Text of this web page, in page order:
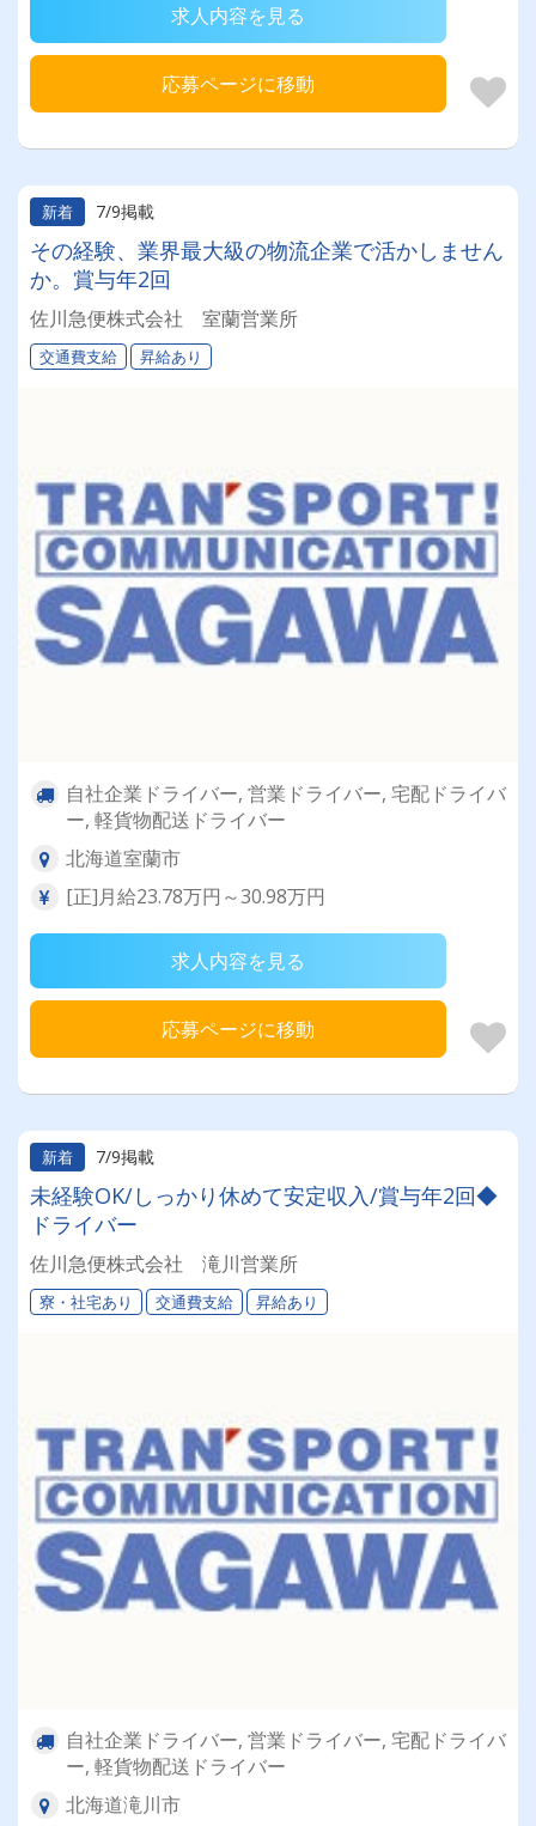
求人内容を見る
応募ページに移動
新着 7/9掲載
その経験、業界最大級の物流企業で活かしません
か。賞与年2回
佐川急便株式会社 室蘭営業所
交通費支給 昇給あり
自社企業ドライバー, 営業ドライバー, 宅配ドライバ
ー, 軽貨物配送ドライバー
北海道室蘭市
[正]月給23.78万円～30.98万円
求人内容を見る
応募ページに移動
新着 7/9掲載
未経験OK/しっかり休めて安定収入/賞与年2回◆
ドライバー
佐川急便株式会社 滝川営業所
寮・社宅あり 交通費支給 昇給あり
自社企業ドライバー, 営業ドライバー, 宅配ドライバ
ー, 軽貨物配送ドライバー
北海道滝川市